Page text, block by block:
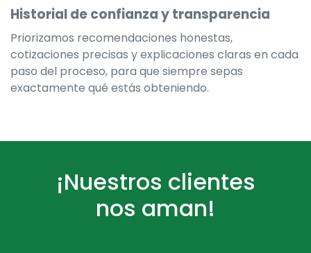
Historial de confianza y transparencia
Priorizamos recomendaciones honestas,
cotizaciones precisas y explicaciones claras en cada
paso del proceso, para que siempre sepas
exactamente qué estás obteniendo.
¡Nuestros clientes
nos aman!